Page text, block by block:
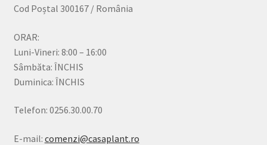
Cod Poștal 300167 / România
ORAR:
Luni-Vineri: 8:00 – 16:00
Sâmbăta: ÎNCHIS
Duminica: ÎNCHIS
Telefon: 0256.30.00.70
E-mail: comenzi@casaplant.ro